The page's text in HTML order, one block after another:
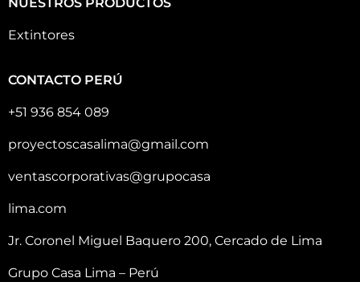
Extintores
CONTACTO PERÚ
+51 936 854 089
proyectoscasalima@gmail.com
ventascorporativas@grupocasa
lima.com
Jr. Coronel Miguel Baquero 200, Cercado de Lima
Grupo Casa Lima – Perú